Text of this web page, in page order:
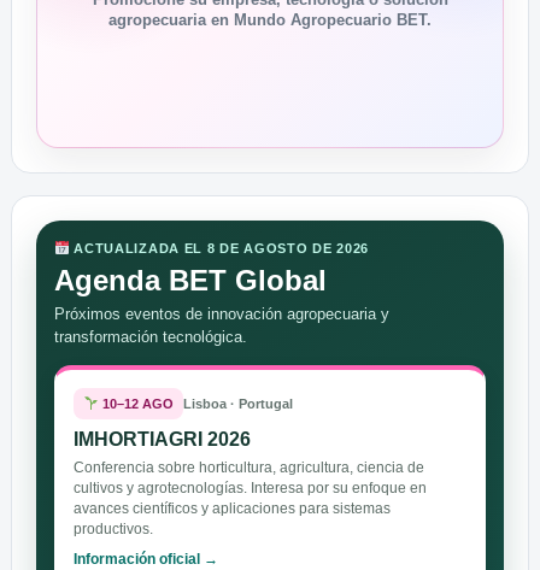
agropecuaria en Mundo Agropecuario BET.
ACTUALIZADA EL 8 DE AGOSTO DE 2026
Agenda BET Global
Próximos eventos de innovación agropecuaria y
transformación tecnológica.
10–12 AGO Lisboa · Portugal
IMHORTIAGRI 2026
Conferencia sobre horticultura, agricultura, ciencia de
cultivos y agrotecnologías. Interesa por su enfoque en
avances científicos y aplicaciones para sistemas
productivos.
Información oficial →